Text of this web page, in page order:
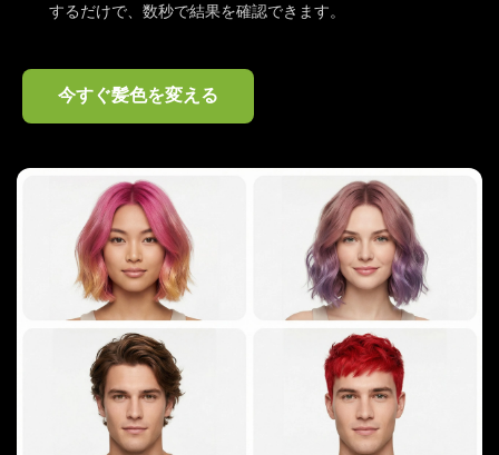
するだけで、数秒で結果を確認できます。
今すぐ髪色を変える